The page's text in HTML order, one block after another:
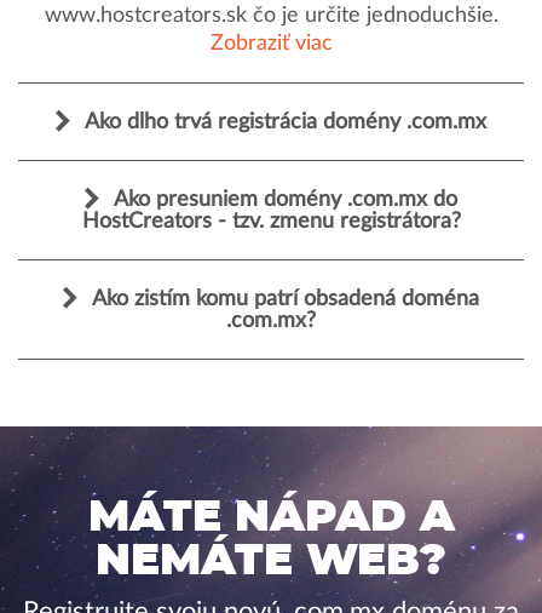
www.hostcreators.sk čo je určite jednoduchšie.
Zobraziť viac
Ako dlho trvá registrácia domény .com.mx
Ako presuniem domény .com.mx do
HostCreators - tzv. zmenu registrátora?
Ako zistím komu patrí obsadená doména
.com.mx?
MÁTE NÁPAD A
NEMÁTE WEB?